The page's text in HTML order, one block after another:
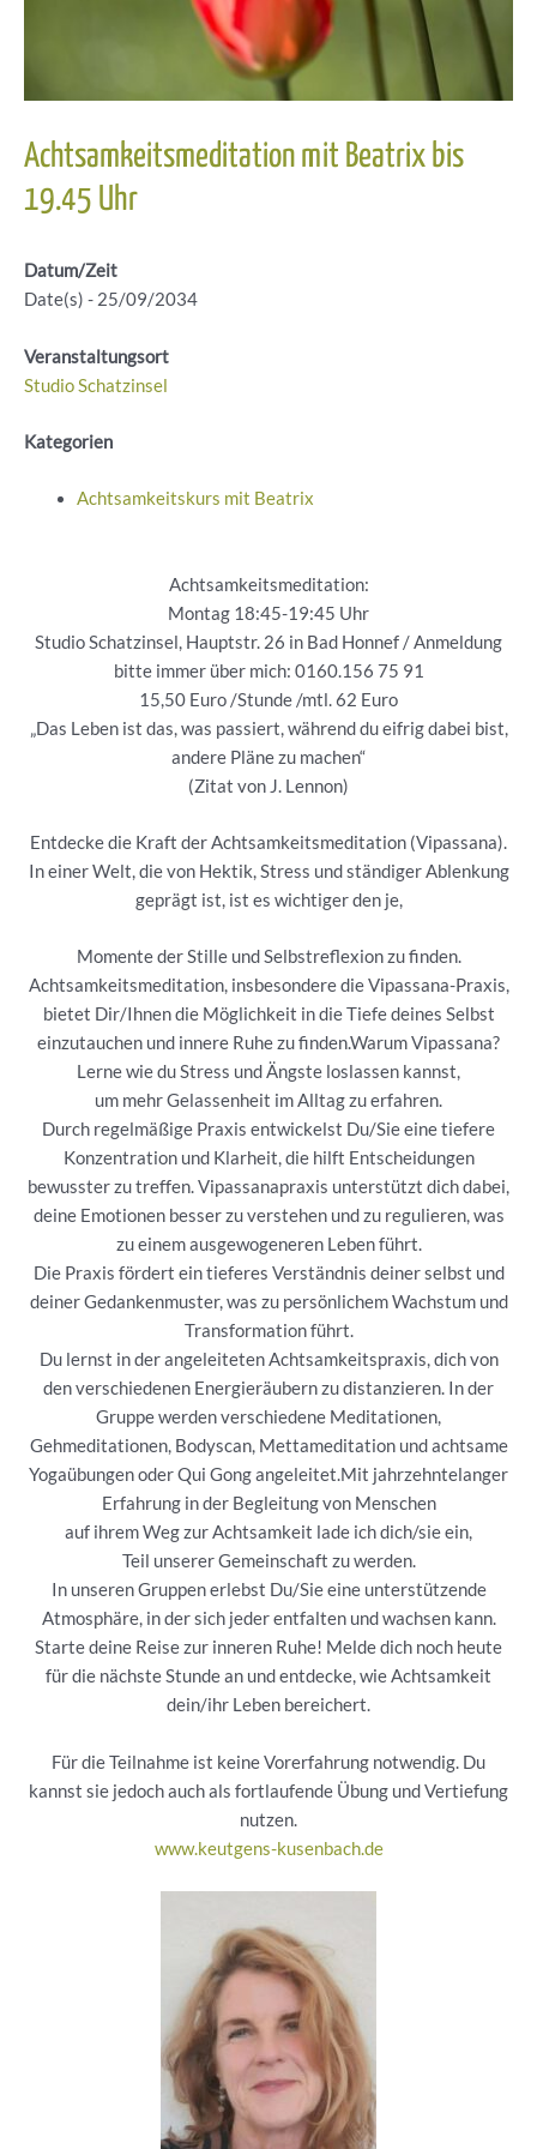
Achtsamkeitsmeditation mit Beatrix bis
19.45 Uhr
Datum/Zeit
Date(s) - 25/09/2034
Veranstaltungsort
Studio Schatzinsel
Kategorien
Achtsamkeitskurs mit Beatrix
Achtsamkeitsmeditation:
Montag 18:45-19:45 Uhr
Studio Schatzinsel, Hauptstr. 26 in Bad Honnef / Anmeldung
bitte immer über mich: 0160.156 75 91
15,50 Euro /Stunde /mtl. 62 Euro
„Das Leben ist das, was passiert, während du eifrig dabei bist,
andere Pläne zu machen“
(Zitat von J. Lennon)
Entdecke die Kraft der Achtsamkeitsmeditation (Vipassana).
In einer Welt, die von Hektik, Stress und ständiger Ablenkung
geprägt ist, ist es wichtiger den je,
Momente der Stille und Selbstreflexion zu finden.
Achtsamkeitsmeditation, insbesondere die Vipassana-Praxis,
bietet Dir/Ihnen die Möglichkeit in die Tiefe deines Selbst
einzutauchen und innere Ruhe zu finden.Warum Vipassana?
Lerne wie du Stress und Ängste loslassen kannst,
um mehr Gelassenheit im Alltag zu erfahren.
Durch regelmäßige Praxis entwickelst Du/Sie eine tiefere
Konzentration und Klarheit, die hilft Entscheidungen
bewusster zu treffen. Vipassanapraxis unterstützt dich dabei,
deine Emotionen besser zu verstehen und zu regulieren, was
zu einem ausgewogeneren Leben führt.
Die Praxis fördert ein tieferes Verständnis deiner selbst und
deiner Gedankenmuster, was zu persönlichem Wachstum und
Transformation führt.
Du lernst in der angeleiteten Achtsamkeitspraxis, dich von
den verschiedenen Energieräubern zu distanzieren. In der
Gruppe werden verschiedene Meditationen,
Gehmeditationen, Bodyscan, Mettameditation und achtsame
Yogaübungen oder Qui Gong angeleitet.Mit jahrzehntelanger
Erfahrung in der Begleitung von Menschen
auf ihrem Weg zur Achtsamkeit lade ich dich/sie ein,
Teil unserer Gemeinschaft zu werden.
In unseren Gruppen erlebst Du/Sie eine unterstützende
Atmosphäre, in der sich jeder entfalten und wachsen kann.
Starte deine Reise zur inneren Ruhe! Melde dich noch heute
für die nächste Stunde an und entdecke, wie Achtsamkeit
dein/ihr Leben bereichert.
Für die Teilnahme ist keine Vorerfahrung notwendig. Du
kannst sie jedoch auch als fortlaufende Übung und Vertiefung
nutzen.
www.keutgens-kusenbach.de